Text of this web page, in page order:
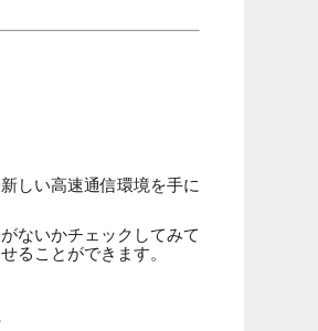
しい高速通信環境を手に
ないかチェックしてみて
ることができます。